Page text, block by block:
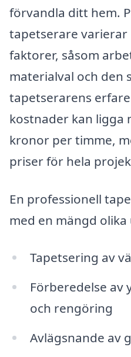
förvandla ditt hem.
tapetserare
faktorer, såsom
materialval och den
tapetserarens
kostnader kan ligga
kronor per timme,
priser för hela
En professionell
med en mängd
Tapetsering av
Förberedelse av
och rengöring
Avlägsnande av